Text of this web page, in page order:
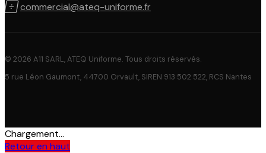
commercial@ateq-uniforme.fr
© 2026 A11 SARL, ATEQ Uniforme. Tous droits réservés.
5 rue Léon Gaumont, 44700 Orvault, SIREN 913 502 522, RCS Nantes
Chargement...
Retour en haut